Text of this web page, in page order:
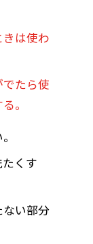
は使わ
たら使
。
くす
い部分